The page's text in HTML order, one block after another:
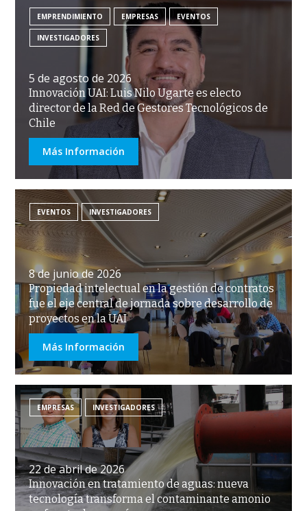
EMPRENDIMIENTO EMPRESAS EVENTOS
INVESTIGADORES
5 de agosto de 2026
Innovación UAI: Luis Nilo Ugarte es electo
director de la Red de Gestores Tecnológicos de
Chile
Más Información
EVENTOS INVESTIGADORES
8 de junio de 2026
Propiedad intelectual en la gestión de contratos
fue el eje central de jornada sobre desarrollo de
proyectos en la UAI
Más Información
EMPRESAS INVESTIGADORES
22 de abril de 2026
Innovación en tratamiento de aguas: nueva
tecnología transforma el contaminante amonio